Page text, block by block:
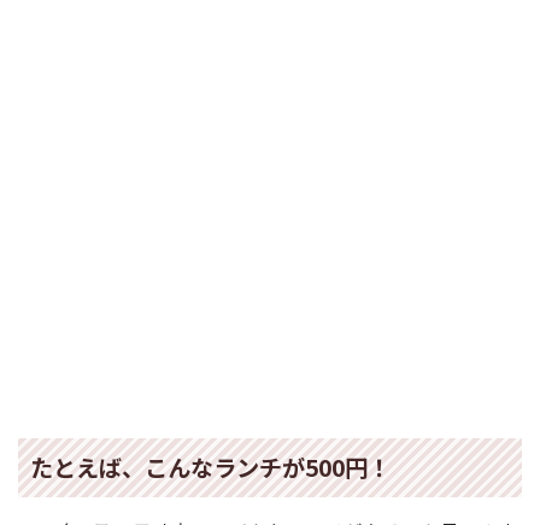
たとえば、こんなランチが500円！